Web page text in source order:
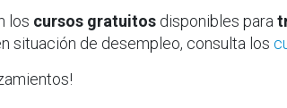
los cursos gratuitos disponibles para
situación de desempleo, consulta los